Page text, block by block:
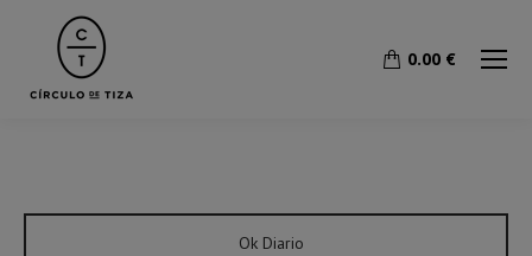
0.00 €
Ok Diario